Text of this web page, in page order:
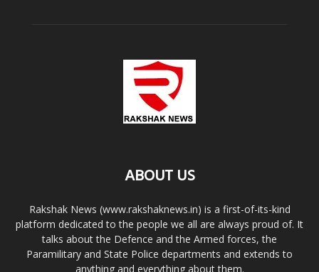
ABOUT US
Rakshak News (www.rakshaknews.in) is a first-of-its-kind
platform dedicated to the people we all are always proud of. It
talks about the Defence and the Armed forces, the
Paramilitary and State Police departments and extends to
anything and everything about them.